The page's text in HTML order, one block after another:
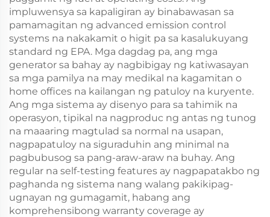
impluwensya sa kapaligiran ay binabawasan sa
pamamagitan ng advanced emission control
systems na nakakamit o higit pa sa kasalukuyang
standard ng EPA. Mga dagdag pa, ang mga
generator sa bahay ay nagbibigay ng katiwasayan
sa mga pamilya na may medikal na kagamitan o
home offices na kailangan ng patuloy na kuryente.
Ang mga sistema ay disenyo para sa tahimik na
operasyon, tipikal na nagproduc ng antas ng tunog
na maaaring magtulad sa normal na usapan,
nagpapatuloy na siguraduhin ang minimal na
pagbubusog sa pang-araw-araw na buhay. Ang
regular na self-testing features ay nagpapatakbo ng
paghanda ng sistema nang walang pakikipag-
ugnayan ng gumagamit, habang ang
komprehensibong warranty coverage ay